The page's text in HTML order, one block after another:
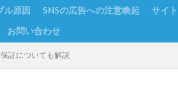
ル原因 SNSの広告への注意喚起
サイ
お問い合わせ
証についても解説